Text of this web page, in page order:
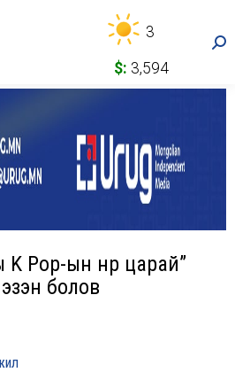
3
$: 3,594
Pop-ын нүүр царай”
болов